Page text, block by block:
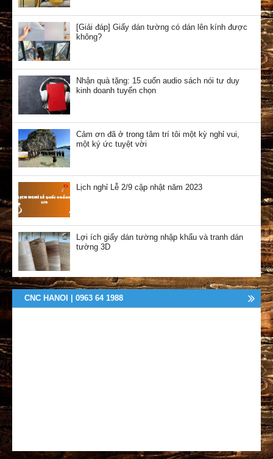
[Giải đáp] Giấy dán tường có dán lên kính được
không?
Nhận quà tặng: 15 cuốn audio sách nói tư duy
kinh doanh tuyển chọn
Cảm ơn đã ở trong tâm trí tôi một kỳ nghỉ vui,
một ký ức tuyệt vời
Lịch nghỉ Lễ 2/9 cập nhật năm 2023
Lợi ích giấy dán tường nhập khẩu và tranh dán
tường 3D
CNC HANOI | 0963 64 1988